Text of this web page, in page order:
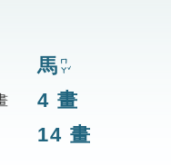
馬ㄇㄚˇ
4 畫
14 畫